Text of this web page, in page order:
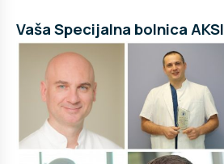
Vaša Specijalna bolnica